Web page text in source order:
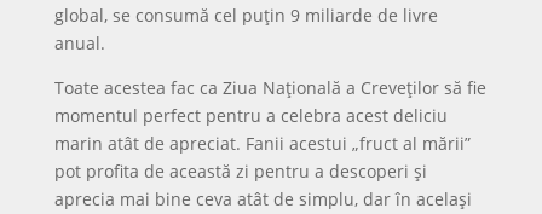
global, se consumă cel puțin 9 miliarde de livre
anual.
Toate acestea fac ca Ziua Națională a Creveților să fie
momentul perfect pentru a celebra acest deliciu
marin atât de apreciat. Fanii acestui „fruct al mării”
pot profita de această zi pentru a descoperi și
aprecia mai bine ceva atât de simplu, dar în același